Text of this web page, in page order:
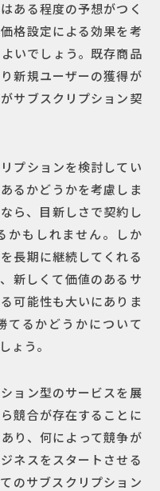
ある程度の予想がつく
格設定による効果を考
いでしょう。既存商品
新規ユーザーの獲得が
サブスクリプション契
プションを検討してい
るかどうかを考慮しま
ら、目新しさで契約し
かもしれません。しか
長期に継続してくれる
新しくて価値のあるサ
可能性も大いにありま
てるかどうかについて
ょう。
ョン型のサービスを展
競合が存在することに
り、何によって競争が
ネスをスタートさせる
のサブスクリプション